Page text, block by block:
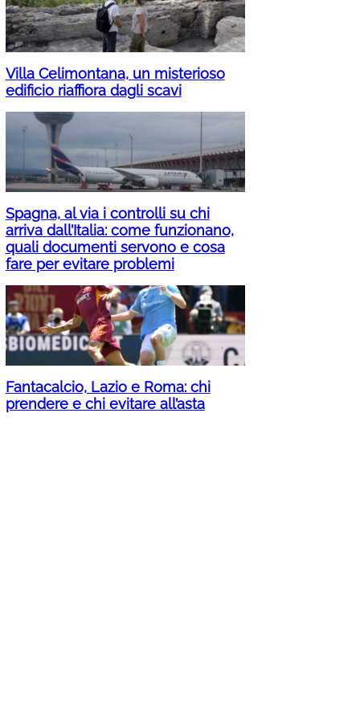
Villa Celimontana, un misterioso
edificio riaffiora dagli scavi
Spagna, al via i controlli su chi
arriva dall’Italia: come funzionano,
quali documenti servono e cosa
fare per evitare problemi
Fantacalcio, Lazio e Roma: chi
prendere e chi evitare all’asta